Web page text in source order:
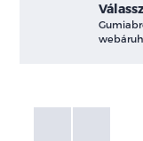
Galéria